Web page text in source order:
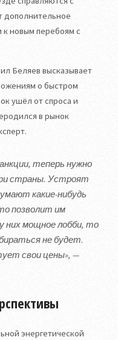
дополнительное
к новым перебоям с
Беляев высказывает
о быстром
ушёл от спроса и
в рынок
теперь нужно
страны. Устроят
какие-нибудь
позволит им
них мощное лобби, то
не будет.
свои цены», —
энергетической